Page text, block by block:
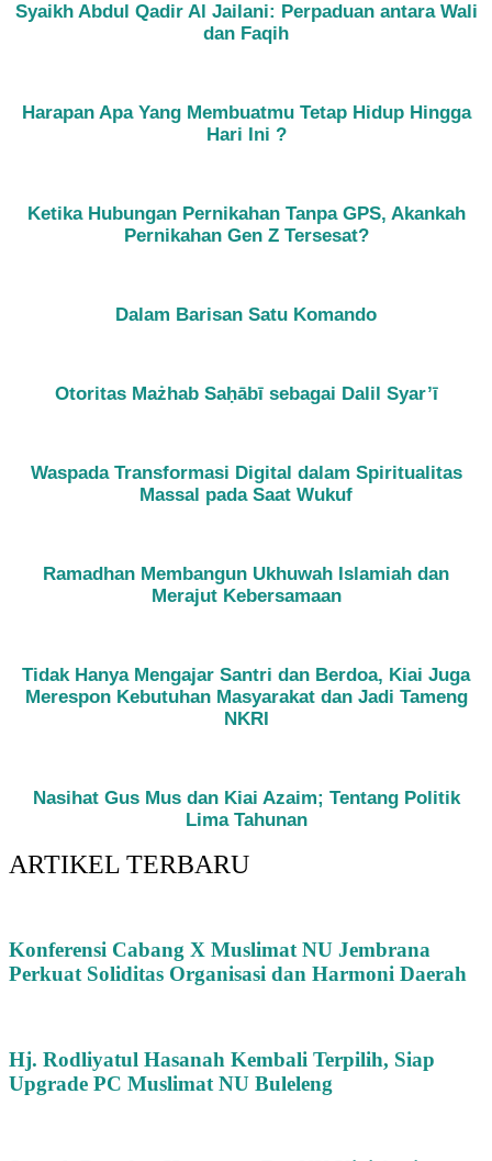
Syaikh Abdul Qadir Al Jailani: Perpaduan antara Wali
dan Faqih
Harapan Apa Yang Membuatmu Tetap Hidup Hingga
Hari Ini ?
Ketika Hubungan Pernikahan Tanpa GPS, Akankah
Pernikahan Gen Z Tersesat?
Dalam Barisan Satu Komando
Otoritas Mażhab Saḥābī sebagai Dalil Syar’ī
Waspada Transformasi Digital dalam Spiritualitas
Massal pada Saat Wukuf
Ramadhan Membangun Ukhuwah Islamiah dan
Merajut Kebersamaan
Tidak Hanya Mengajar Santri dan Berdoa, Kiai Juga
Merespon Kebutuhan Masyarakat dan Jadi Tameng
NKRI
Nasihat Gus Mus dan Kiai Azaim; Tentang Politik
Lima Tahunan
ARTIKEL TERBARU
Konferensi Cabang X Muslimat NU Jembrana
Perkuat Soliditas Organisasi dan Harmoni Daerah
Hj. Rodliyatul Hasanah Kembali Terpilih, Siap
Upgrade PC Muslimat NU Buleleng